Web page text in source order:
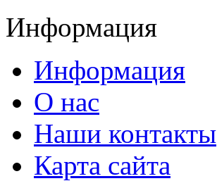
Информация
Информация
О нас
Наши контакты
Карта сайта